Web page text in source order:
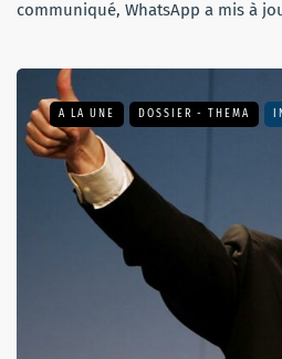
communiqué, WhatsApp a mis à
A LA UNE DOSSIER - THEMA